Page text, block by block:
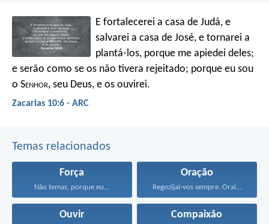
E fortalecerei a casa de Judá, e
salvarei a casa de José, e tornarei a
plantá-los, porque me apiedei deles;
e serão como se os não tivera rejeitado; porque eu sou
o Senhor, seu Deus, e os ouvirei.
Zacarias 10:6 - ARC
Temas relacionados
Força
Não temas, porque eu...
Oração
Regozijai-vos sempre. Orai sem...
Ouvir Compaixão